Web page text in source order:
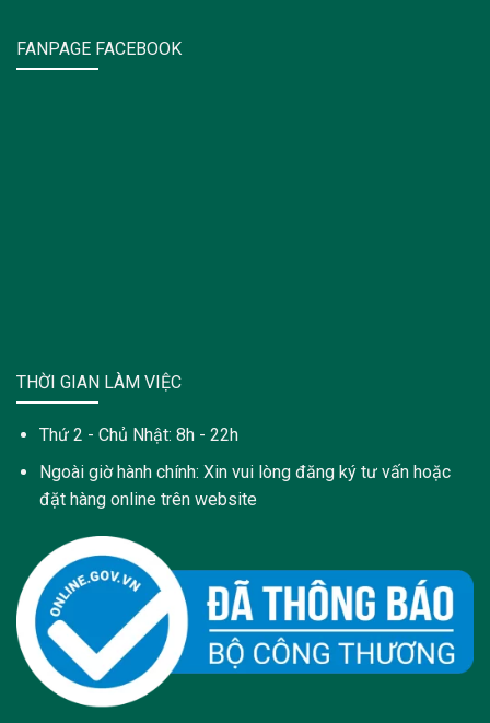
FANPAGE FACEBOOK
THỜI GIAN LÀM VIỆC
Thứ 2 - Chủ Nhật: 8h - 22h
Ngoài giờ hành chính: Xin vui lòng đăng ký tư vấn hoặc
đặt hàng online trên website